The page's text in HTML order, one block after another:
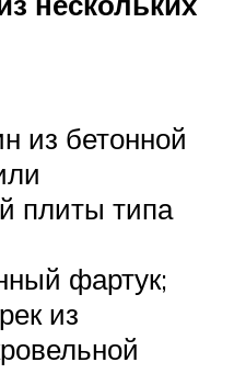
из бетонной
плиты типа
фартук;
из